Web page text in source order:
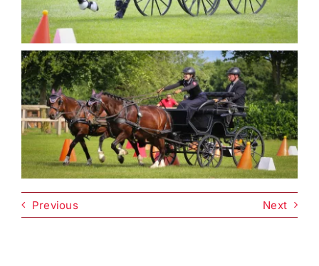
Previous Next